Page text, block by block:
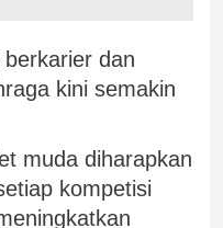
dan
kini semakin
muda diharapkan
kompetisi